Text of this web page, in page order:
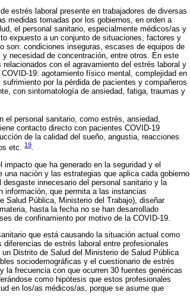
estrés laboral presente en trabajadores de diversas
medidas tomadas por los gobiernos, en orden a
el personal sanitario, especialmente médicos/as y
expuesto a un conjunto de situaciones, factores y
son: condiciones inseguras, escases de equipos de
necesidad de concentración, entre otros. En este
con el agravamiento del estrés laboral y
19: agotamiento físico mental, complejidad en
por la pérdida de pacientes y compañeros
con sintomatología de ansiedad, fatiga, traumas y
el personal sanitario, como estrés, ansiedad,
contacto directo con pacientes COVID-19
de la calidad del sueño, angustia, reacciones
etc. 19.
que ha generado en la seguridad y el
nación y las estrategias que aplica cada gobierno
innecesario del personal sanitario y la
información, que permita a las instancias
Salud Pública, Ministerio del Trabajo), diseñar
hasta la fecha no se han desarrollado
de confinamiento por motivo de la COVID-19.
que está causando la situación actual como
de estrés laboral entre profesionales
Distrito de Salud del Ministerio de Salud Pública
sociodemográficas y el cuestionario de estrés
la frecuencia con que ocurren 30 fuentes genéricas
como hipótesis que estos profesionales
en los/as médicos/as, porque se asume que